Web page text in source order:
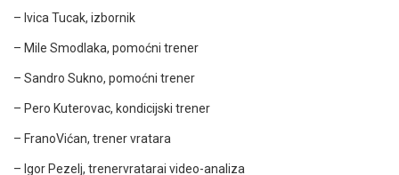
– Ivica Tucak, izbornik
– Mile Smodlaka, pomoćni trener
– Sandro Sukno, pomoćni trener
– Pero Kuterovac, kondicijski trener
– FranoVićan, trener vratara
– Igor Pezelj, trenervratarai video-analiza